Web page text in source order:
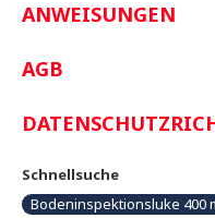
ANWEISUNGEN
AGB
Schnellsuche
Bodeninspektionsluke 400